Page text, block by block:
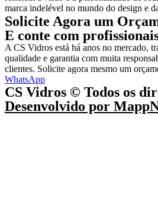
marca indelével no mundo do design e
Solicite Agora um
E conte com
A CS Vidros está há anos no mercado,
qualidade e garantia com muita
clientes. Solicite agora mesmo um
WhatsApp
CS Vidros © Todos os
Desenvolvido por